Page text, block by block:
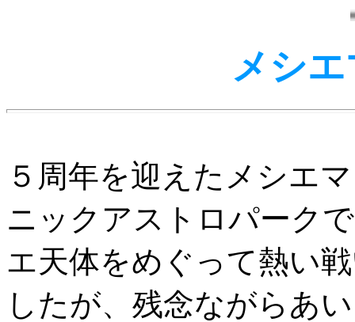
メシ
５周年を迎えたメシエ
ニックアストロパーク
エ天体をめぐって熱い
したが、残念ながらあ